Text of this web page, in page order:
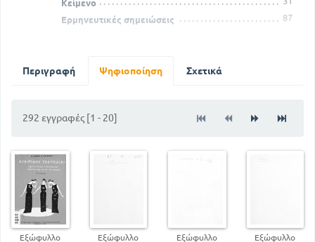
Κείμενο
Ερμηνευτικές σημειώσεις
87
Ερμηνευτικές σημειώσεις
Περιγραφή Ψηφιοποίηση Σχετικά
292 εγγραφές [1 - 20]
Εξώφυλλο Εξώφυλλο Εξώφυλλο Εξώφυλλο